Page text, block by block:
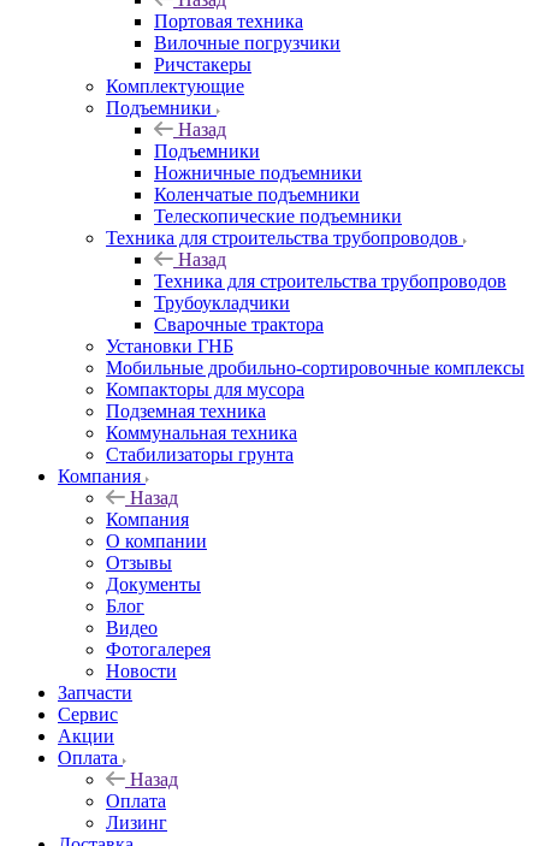
Портовая техника
Вилочные погрузчики
Ричстакеры
Комплектующие
Подъемники
Назад
Подъемники
Ножничные подъемники
Коленчатые подъемники
Телескопические подъемники
Техника для строительства трубопроводов
Назад
Техника для строительства трубопроводов
Трубоукладчики
Сварочные трактора
Установки ГНБ
Мобильные дробильно-сортировочные комплексы
Компакторы для мусора
Подземная техника
Коммунальная техника
Стабилизаторы грунта
Компания
Назад
Компания
О компании
Отзывы
Документы
Блог
Видео
Фотогалерея
Новости
Запчасти
Сервис
Акции
Оплата
Назад
Оплата
Лизинг